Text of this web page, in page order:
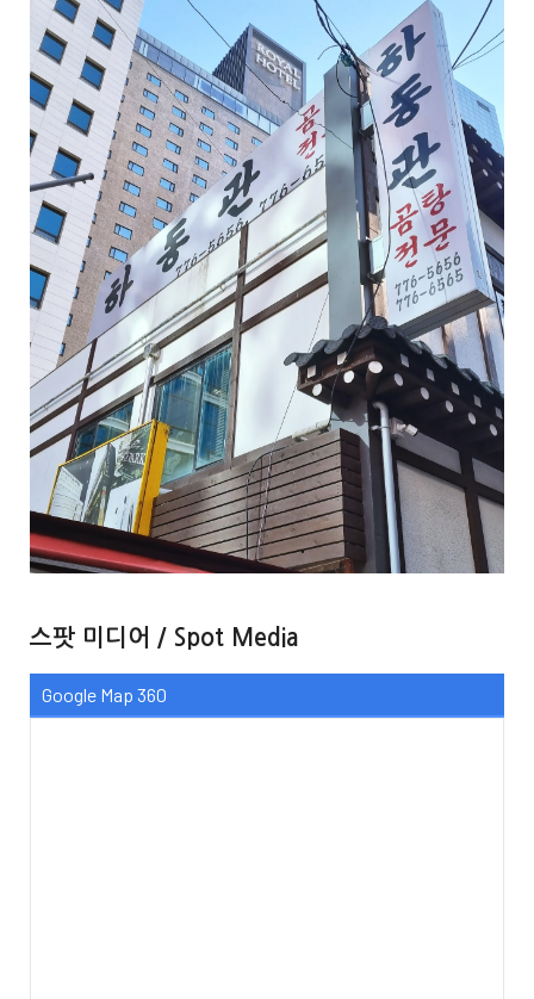
스팟 미디어 / Spot Media
Google Map 360